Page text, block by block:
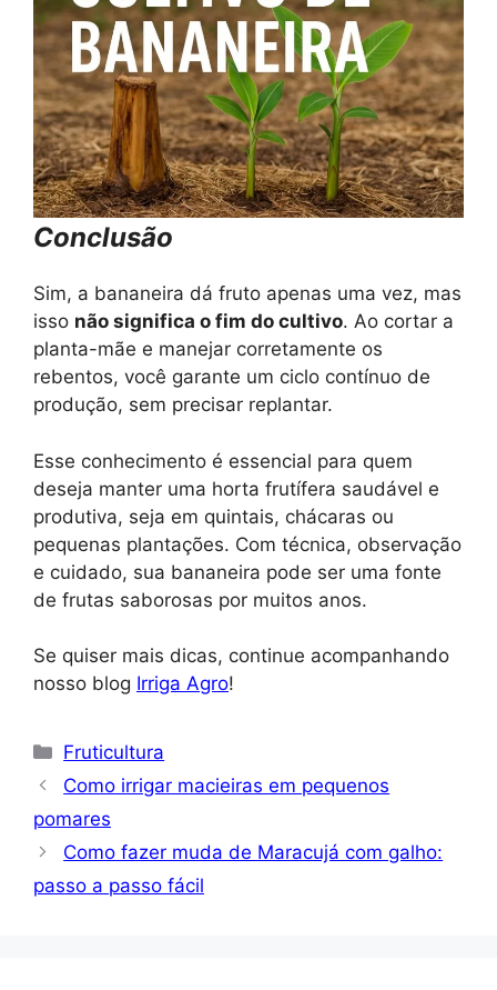
Conclusão
Sim, a bananeira dá fruto apenas uma vez, mas
isso não significa o fim do cultivo. Ao cortar a
planta-mãe e manejar corretamente os
rebentos, você garante um ciclo contínuo de
produção, sem precisar replantar.
Esse conhecimento é essencial para quem
deseja manter uma horta frutífera saudável e
produtiva, seja em quintais, chácaras ou
pequenas plantações. Com técnica, observação
e cuidado, sua bananeira pode ser uma fonte
de frutas saborosas por muitos anos.
Se quiser mais dicas, continue acompanhando
nosso blog Irriga Agro!
Categorias
Fruticultura
Como irrigar macieiras em pequenos
pomares
Como fazer muda de Maracujá com galho:
passo a passo fácil